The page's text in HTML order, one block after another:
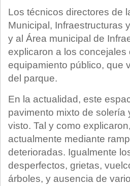
Los técnicos directores de
Municipal, Infraestructuras
y al Área municipal de
explicaron a los
equipamiento público, que
del parque.
En la actualidad, este
pavimento mixto de solería
visto. Tal y como
actualmente mediante
deterioradas. Igualmente
desperfectos, grietas,
árboles, y ausencia de